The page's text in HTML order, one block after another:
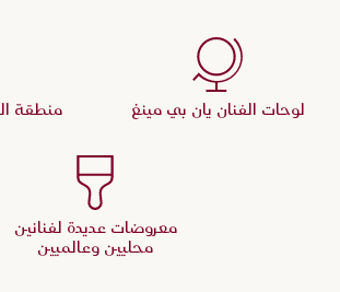
لوحات الفنان يان بي مينغ منطقة
معروضات عديدة لفنانين
محليين وعالميين